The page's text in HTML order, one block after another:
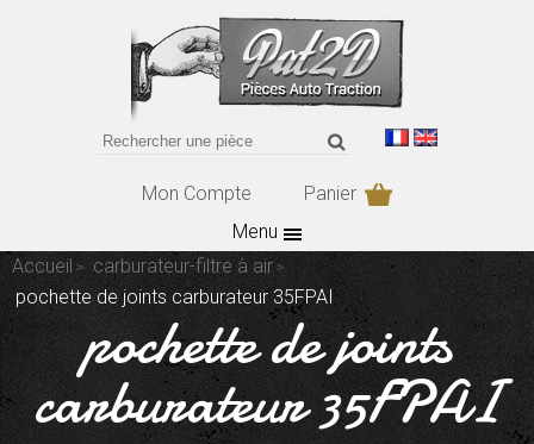
Mon Compte
Panier
Menu
Accueil
carburateur-filtre à air
pochette de joints carburateur 35FPAI
pochette de joints
carburateur 35FPAI